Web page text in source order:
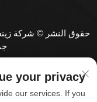
حقوق النشر © شركة
your privacy
our services. If you